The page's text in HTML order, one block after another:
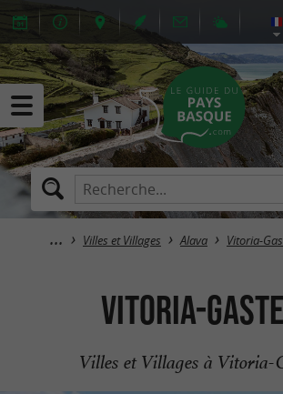
Villes et Villages Alava Vitoria-
Vitoria-
Villes et Villages à Vitoria-